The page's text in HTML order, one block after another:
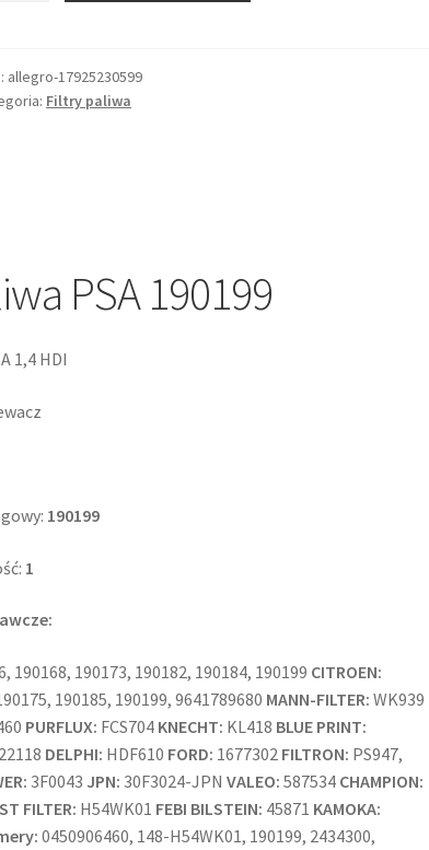
allegro-17925230599
Filtry paliwa
PSA 190199
1,4 HDI
190199
1
190168, 190173, 190182, 190184, 190199 CITROEN:
190185, 190199, 9641789680 MANN-FILTER: WK939
PURFLUX: FCS704 KNECHT: KL418 BLUE PRINT:
DELPHI: HDF610 FORD: 1677302 FILTRON: PS947,
3F0043 JPN: 30F3024-JPN VALEO: 587534 CHAMPION:
FILTER: H54WK01 FEBI BILSTEIN: 45871 KAMOKA:
0450906460, 148-H54WK01, 190199, 2434300,